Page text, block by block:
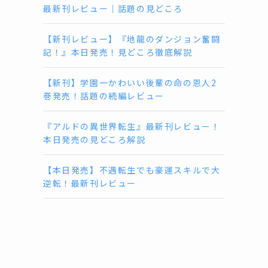
最新刊レビュー｜話題の見どころ
【新刊レビュー】『地龍のダンジョン奮闘
記！』本日発売！見どころ徹底解説
【新刊】学園一かわいい後輩の命の恩人2
巻発売！話題の続編レビュー
『アルドの異世界転生』最新刊レビュー！
本日発売の見どころ解説
【本日発売】不遇転生でも豪運スキルで大
逆転！最新刊レビュー